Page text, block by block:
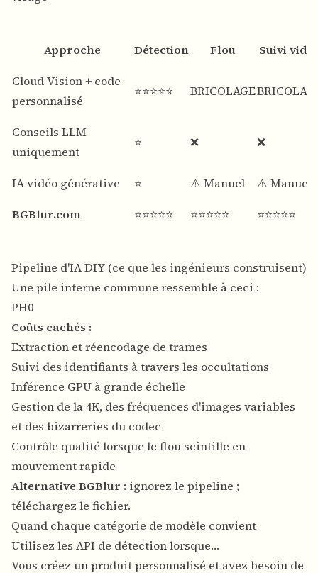
Approche Détection Flou
Suivi
Cloud Vision + code
personnalisé
⭐⭐⭐⭐⭐ BRICOLAGE
Conseils LLM
uniquement
⭐ ❌ ❌
IA vidéo générative ⭐ ⚠️ Manuel
⚠️ Manuel
BGBlur.com
⭐⭐⭐⭐⭐ ⭐⭐⭐⭐⭐ ⭐⭐⭐⭐⭐
Pipeline d'IA DIY (ce que les ingénieurs construisent)
Une pile interne commune ressemble à ceci :
PH0
Coûts cachés :
Extraction et réencodage de trames
Suivi des identifiants à travers les occultations
Inférence GPU à grande échelle
Gestion de la 4K, des fréquences d'images variables
et des bizarreries du codec
Contrôle qualité lorsque le flou scintille en
mouvement rapide
Alternative BGBlur : ignorez le pipeline ;
téléchargez le fichier.
Quand chaque catégorie de modèle convient
Utilisez les API de détection lorsque…
Vous créez un produit personnalisé et avez besoin de